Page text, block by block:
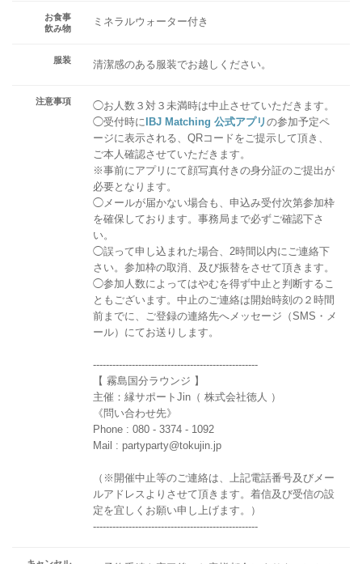
お食事
飲み物
ミネラルウォーター付き
服装 清潔感のある服装でお越しください。
注意事項
◯お人数３対３未満時は中止させていただきます。
◯受付時に IBJ Matching 公式アプリ の参加予定ペ
ージに表示される、QRコードをご提示して頂き、
ご本人確認させていただきます。
※事前にアプリにて顔写真付きの身分証のご提出が
必要となります。
◯メールが届かない場合も、申込み受付次第参加枠
を確保しております。事務局まで必ずご確認下さ
い。
◯誤って申し込まれた場合、2時間以内にご連絡下
さい。参加枠の取消、及び振替をさせて頂きます。
◯参加人数によってはやむを得ず中止と判断するこ
ともございます。中止のご連絡は開始時刻の２時間
前までに、ご登録の連絡先へメッセージ（SMS・メ
ール）にてお送りします。
---------------------------------------------------
【 霧島国分ラウンジ 】
主催：縁サポートJin（ 株式会社徳人 ）
《問い合わせ先》
Phone : 080 - 3374 - 1092
Mail : partyparty@tokujin.jp
（※開催中止等のご連絡は、上記電話番号及びメー
ルアドレスよりさせて頂きます。着信及び受信の設
定を宜しくお願い申し上げます。）
---------------------------------------------------